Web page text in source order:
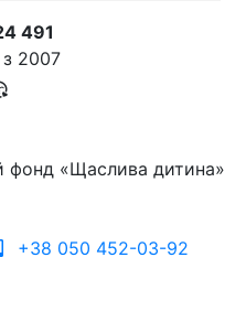
491
2007
фонд «Щаслива дитина»
+38 050 452-03-92